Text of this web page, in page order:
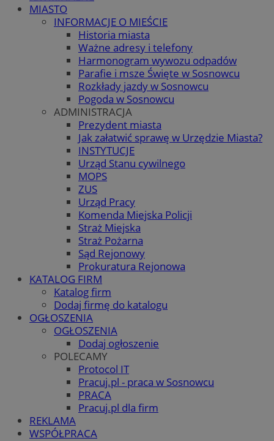
MIASTO
INFORMACJE O MIEŚCIE
Historia miasta
Ważne adresy i telefony
Harmonogram wywozu odpadów
Parafie i msze Święte w Sosnowcu
Rozkłady jazdy w Sosnowcu
Pogoda w Sosnowcu
ADMINISTRACJA
Prezydent miasta
Jak załatwić sprawę w Urzędzie Miasta?
INSTYTUCJE
Urząd Stanu cywilnego
MOPS
ZUS
Urząd Pracy
Komenda Miejska Policji
Straż Miejska
Straż Pożarna
Sąd Rejonowy
Prokuratura Rejonowa
KATALOG FIRM
Katalog firm
Dodaj firmę do katalogu
OGŁOSZENIA
OGŁOSZENIA
Dodaj ogłoszenie
POLECAMY
Protocol IT
Pracuj.pl - praca w Sosnowcu
PRACA
Pracuj.pl dla firm
REKLAMA
WSPÓŁPRACA